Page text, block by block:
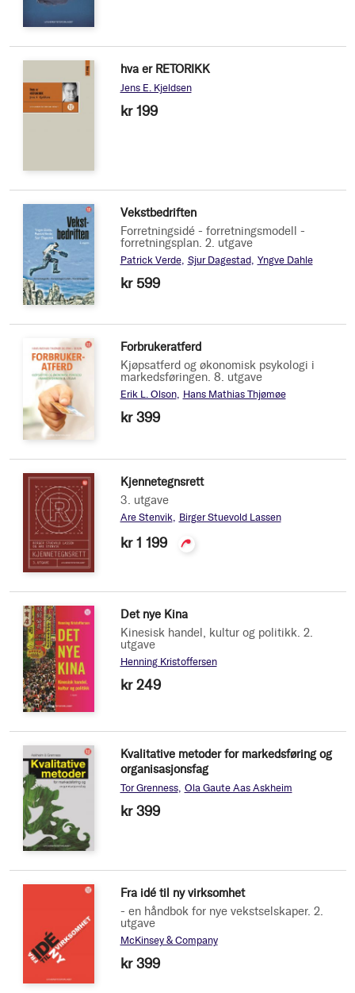
hva er RETORIKK
Jens E. Kjeldsen
kr 199
Vekstbedriften
Forretningsidé - forretningsmodell -
forretningsplan. 2. utgave
Patrick Verde Sjur Dagestad Yngve Dahle
kr 599
Forbrukeratferd
Kjøpsatferd og økonomisk psykologi i
markedsføringen. 8. utgave
Erik L. Olson Hans Mathias Thjømøe
kr 399
Kjennetegnsrett
3. utgave
Are Stenvik Birger Stuevold Lassen
kr 1 199
Det nye Kina
Kinesisk handel, kultur og politikk. 2.
utgave
Henning Kristoffersen
kr 249
Kvalitative metoder for markedsføring og
organisasjonsfag
Tor Grenness Ola Gaute Aas Askheim
kr 399
Fra idé til ny virksomhet
- en håndbok for nye vekstselskaper. 2.
utgave
McKinsey & Company
kr 399